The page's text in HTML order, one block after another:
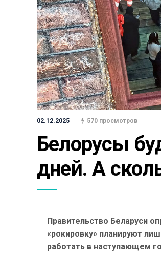
02.12.2025 570 просмотров
Белорусы
дней. А
Правительство Беларуси
«рокировку» планируют
работать в наступающем